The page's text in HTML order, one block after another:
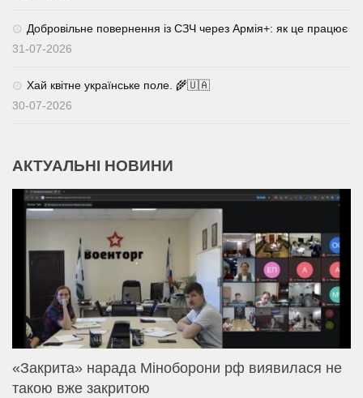
Добровільне повернення із СЗЧ через Армія+: як це працює
31-07-2026
Хай квітне українське поле. 🌾🇺🇦
30-07-2026
АКТУАЛЬНІ НОВИНИ
«Закрита» нарада Міноборони рф виявилася не
такою вже закритою